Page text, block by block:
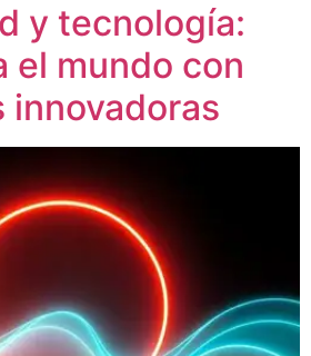
y tecnología:
el mundo con
innovadoras